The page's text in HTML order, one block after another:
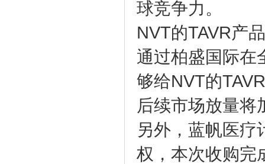
球竞争力。
NVT的TAVR产
通过柏盛国际在
够给NVT的
后续市场放量将
另外，蓝帆医疗
权，本次收购完